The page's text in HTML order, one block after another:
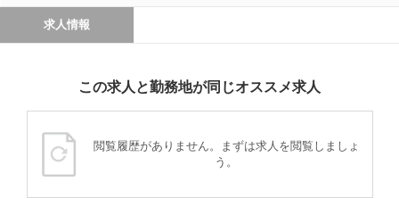
求人情報
この求人と勤務地が同じオススメ求人
閲覧履歴がありません。まずは求人を閲覧しましょ
う。